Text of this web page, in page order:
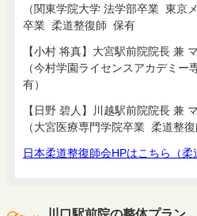
（関東学院大学 法学部卒業 東京
卒業 柔道整復師 保有
【小村 将真】大宮駅前院院長 兼
（今村学園ライセンスアカデミ
有）
【日野 碧人】川越駅前院院長 兼
（大宮医療専門学院卒業 柔道整復
日本柔道整復師会HPはこちら（柔